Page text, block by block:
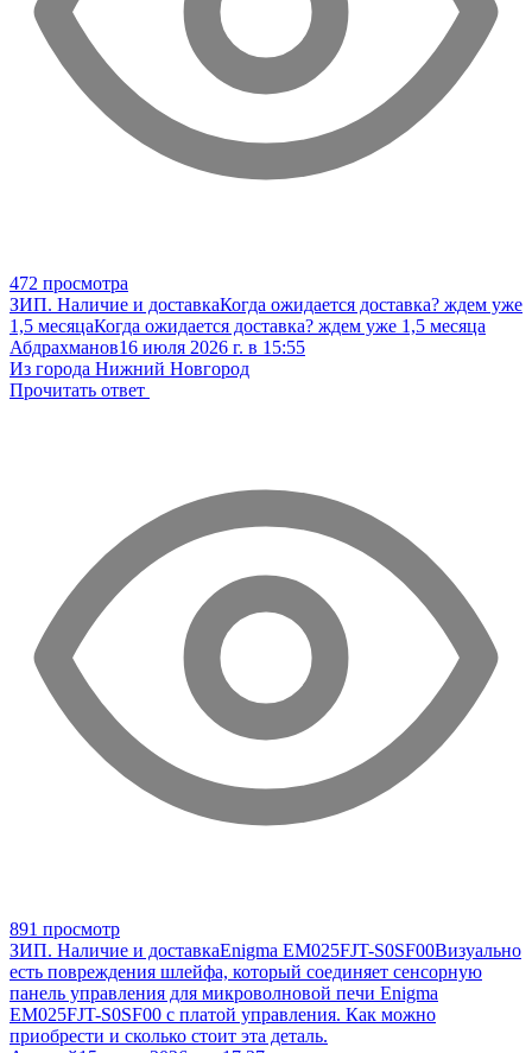
472 просмотра
ЗИП. Наличие и доставкаКогда ожидается доставка? ждем уже
1,5 месяцаКогда ожидается доставка? ждем уже 1,5 месяца
Абдрахманов16 июля 2026 г. в 15:55
Из города Нижний Новгород
Прочитать ответ
891 просмотр
ЗИП. Наличие и доставкаEnigma EM025FJT-S0SF00Визуально
есть повреждения шлейфа, который соединяет сенсорную
панель управления для микроволновой печи Enigma
EM025FJT-S0SF00 с платой управления. Как можно
приобрести и сколько стоит эта деталь.